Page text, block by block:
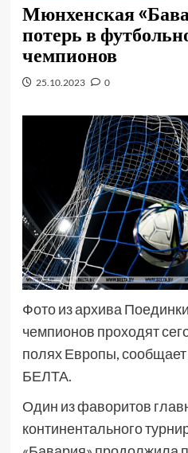
Мюнхенская
потерь в
чемпионов
25.10.2023 0
Фото из архива
чемпионов проходят
полях Европы,
БЕЛТА.
Один из фаворитов
континентального